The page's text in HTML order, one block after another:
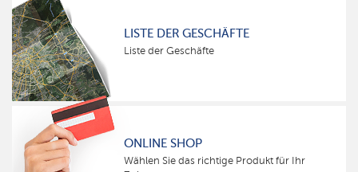
LISTE DER GESCHÄFTE
Liste der Geschäfte
ONLINE SHOP
Wählen Sie das richtige Produkt für Ihr